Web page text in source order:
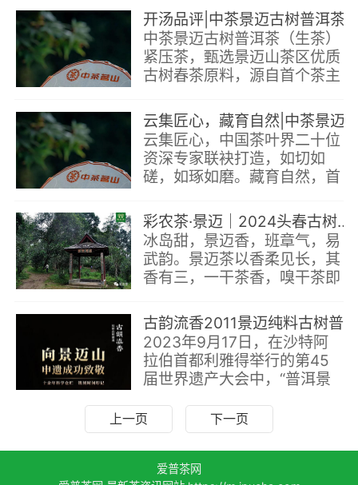
馥郁，浓而不艳，气质幽雅，
清而不淡，整体如空谷幽兰般
芬芳灵动，质感
中茶景迈古树普洱茶（生茶）
紧压茶，甄选景迈山茶区优质
古树春茶原料，源自首个茶主
迈山古茶林文化景观”，精雕
细琢，反复打磨。
云集匠心，中国茶叶界二十位
资深专家联袂打造，如切如
磋，如琢如磨。藏育自然，首
茶林，景迈之巅。终成逸品，
古树春茶原料，何为兰韵，山
野流香。
彩农茶·景迈｜2024头春古树纯料青饼，开始优惠预订
冰岛甜，景迈香，班章气，易
武韵。景迈茶以香柔见长，其
香有三，一干茶香，嗅干茶即
之有明显的兰花香；三杯底
香，多泡茶后仍能嗅到杯底的
蜜兰香。
2023年9月17日，在沙特阿
拉伯首都利雅得举行的第45
届世界遗产大会中，“普洱景
为我国第57项世界遗产，是
迄今为止全球首个茶文化世界
遗产。
上一页 下一页
爱普茶网